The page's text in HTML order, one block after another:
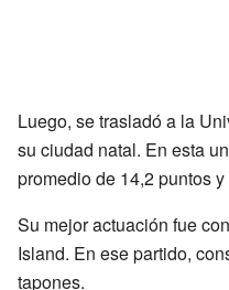
Luego, se trasladó a la
su ciudad natal. En esta
promedio de 14,2 puntos
Su mejor actuación fue
Island. En ese partido,
tapones.